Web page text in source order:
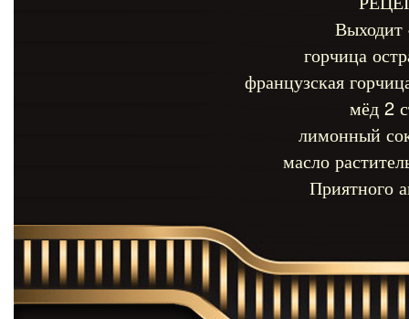
Выходит
горчица
французская
мёд 2
лимонный
масло
Приятного